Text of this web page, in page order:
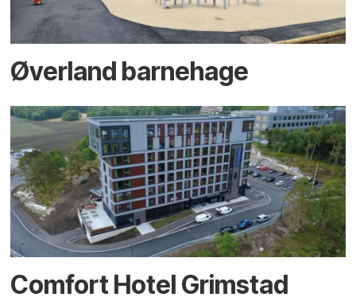
Øverland barnehage
Comfort Hotel Grimstad